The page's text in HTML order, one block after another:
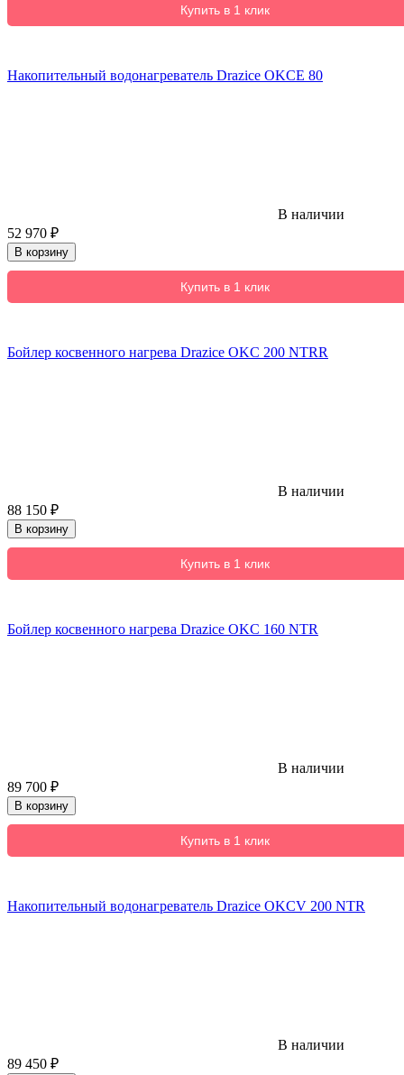
Купить в 1 клик
Накопительный водонагреватель Drazice OKCE 80
В наличии
52 970 ₽
В корзину
Купить в 1 клик
Бойлер косвенного нагрева Drazice OKC 200 NTRR
В наличии
88 150 ₽
В корзину
Купить в 1 клик
Бойлер косвенного нагрева Drazice OKC 160 NTR
В наличии
89 700 ₽
В корзину
Купить в 1 клик
Накопительный водонагреватель Drazice OKCV 200 NTR
В наличии
89 450 ₽